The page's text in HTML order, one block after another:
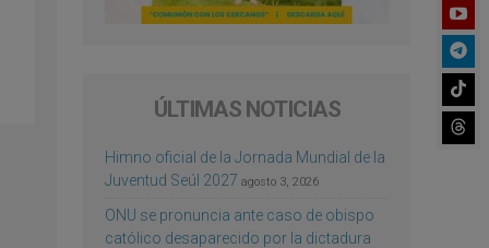
ÚLTIMAS NOTICIAS
Himno oficial de la Jornada Mundial de la
Juventud Seúl 2027 agosto 3, 2026
ONU se pronuncia ante caso de obispo
católico desaparecido por la dictadura